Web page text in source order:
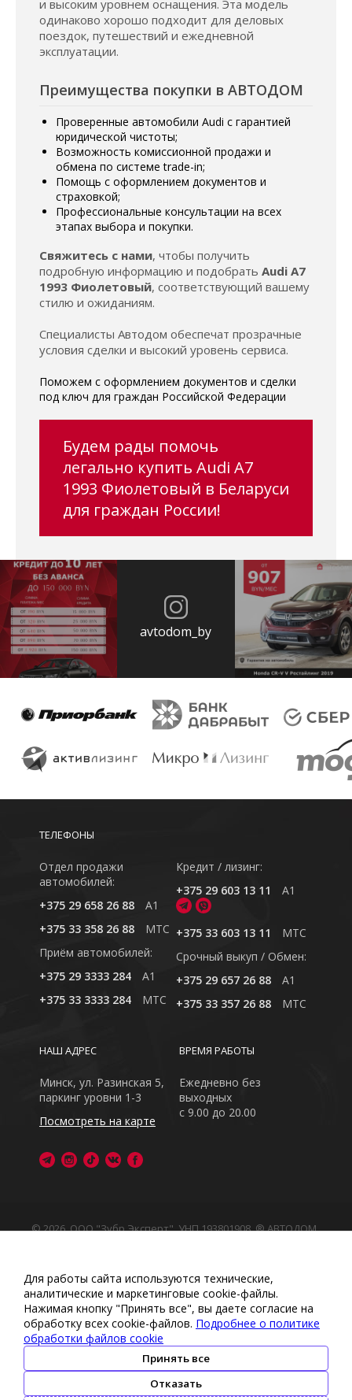
и высоким уровнем оснащения. Эта модель
одинаково хорошо подходит для деловых
поездок, путешествий и ежедневной
эксплуатации.
Преимущества покупки в АВТОДОМ
Проверенные автомобили Audi с гарантией
юридической чистоты;
Возможность комиссионной продажи и
обмена по системе trade-in;
Помощь с оформлением документов и
страховкой;
Профессиональные консультации на всех
этапах выбора и покупки.
Свяжитесь с нами, чтобы получить
подробную информацию и подобрать Audi A7
1993 Фиолетовый, соответствующий вашему
стилю и ожиданиям.
Специалисты Автодом обеспечат прозрачные
условия сделки и высокий уровень сервиса.
Поможем с оформлением документов и сделки
под ключ для граждан Российской Федерации
Будем рады помочь
легально купить Audi A7
1993 Фиолетовый в Беларуси
для граждан России!
avtodom_by
ТЕЛЕФОНЫ
Отдел продажи
автомобилей:
+375 29 658 26 88
A1
+375 33 358 26 88
MTC
Приём автомобилей:
+375 29 3333 284
A1
+375 33 3333 284
MTC
Кредит / лизинг:
+375 29 603 13 11
A1
+375 33 603 13 11
MTC
Cрочный выкуп / Обмен:
+375 29 657 26 88
A1
+375 33 357 26 88
MTC
ВРЕМЯ РАБОТЫ
Ежедневно без
выходных
с 9.00 до 20.00
НАШ АДРЕС
Минск, ул. Разинская 5,
паркинг уровни 1-3
Посмотреть на карте
© 2026, ООО "Зубр Эксперт", УНП 193801908. ® АВТОДОМ
сайт носит исключительно информационный характер
Любое использование либо копирование материалов
или подборки материалов сайта, элементов дизайна и
оформления запрещено
Политика обработки персональных данных
обработки файлов cookie•Политика видеонаблюдения
•Условия обработки персональных данных
Для работы сайта используются технические,
аналитические и маркетинговые сооkіе-файлы.
Нажимая кнопку "Принять все", вы даете согласие на
обработку всех cookie-файлов. Подробнее о политике
обработки файлов cookie
Принять все
Отказать